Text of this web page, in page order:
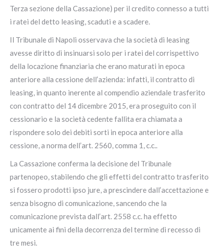
Terza sezione della Cassazione) per il credito connesso a tutti
i ratei del detto leasing, scaduti e a scadere.
Il Tribunale di Napoli osservava che la società di leasing
avesse diritto di insinuarsi solo per i ratei del corrispettivo
della locazione finanziaria che erano maturati in epoca
anteriore alla cessione dell’azienda: infatti, il contratto di
leasing, in quanto inerente al compendio aziendale trasferito
con contratto del 14 dicembre 2015, era proseguito con il
cessionario e la società cedente fallita era chiamata a
rispondere solo dei debiti sorti in epoca anteriore alla
cessione, a norma dell’art. 2560, comma 1, c.c..
La Cassazione conferma la decisione del Tribunale
partenopeo, stabilendo che gli effetti del contratto trasferito
si fossero prodotti ipso jure, a prescindere dall’accettazione e
senza bisogno di comunicazione, sancendo che la
comunicazione prevista dall’art. 2558 c.c. ha effetto
unicamente ai fini della decorrenza del termine di recesso di
tre mesi.